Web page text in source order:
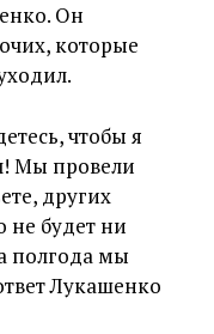
Он
которые
чтобы я
Мы провели
других
не будет ни
полгода мы
Лукашенко